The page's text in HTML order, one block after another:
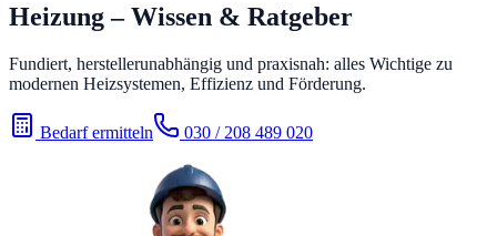
Heizung – Wissen & Ratgeber
Fundiert, herstellerunabhängig und praxisnah: alles Wichtige zu
modernen Heizsystemen, Effizienz und Förderung.
Bedarf ermitteln 030 / 208 489 020